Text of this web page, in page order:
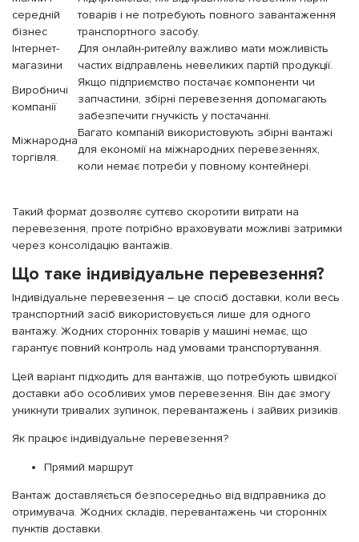
середній
бізнес
товарів і не потребують повного завантаження
транспортного засобу.
Інтернет-
магазини
Для онлайн-ритейлу важливо мати можливість
частих відправлень невеликих партій продукції.
Виробничі
компанії
Якщо підприємство постачає компоненти чи
запчастини, збірні перевезення допомагають
забезпечити гнучкість у постачанні.
Міжнародна
торгівля.
Багато компаній використовують збірні вантажі
для економії на міжнародних перевезеннях,
коли немає потреби у повному контейнері.
Такий формат дозволяє суттєво скоротити витрати на
перевезення, проте потрібно враховувати можливі затримки
через консолідацію вантажів.
Що таке індивідуальне перевезення?
Індивідуальне перевезення – це спосіб доставки, коли весь
транспортний засіб використовується лише для одного
вантажу. Жодних сторонніх товарів у машині немає, що
гарантує повний контроль над умовами транспортування.
Цей варіант підходить для вантажів, що потребують швидкої
доставки або особливих умов перевезення. Він дає змогу
уникнути тривалих зупинок, перевантажень і зайвих ризиків.
Як працює індивідуальне перевезення?
Прямий маршрут
Вантаж доставляється безпосередньо від відправника до
отримувача. Жодних складів, перевантажень чи сторонніх
пунктів доставки.